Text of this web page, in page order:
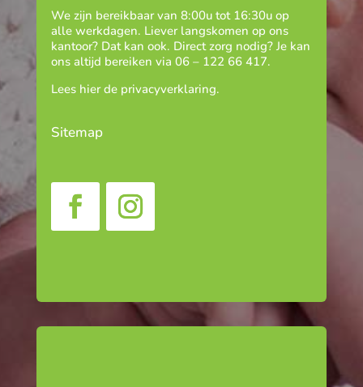
We zijn bereikbaar van 8:00u tot 16:30u op
alle werkdagen. Liever langskomen op ons
kantoor? Dat kan ook. Direct zorg nodig? Je kan
ons altijd bereiken via 06 – 122 66 417.
Lees hier de privacyverklaring.
Sitemap